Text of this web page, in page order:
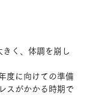
く、体調を崩し
度に向けての準備
スがかかる時期で